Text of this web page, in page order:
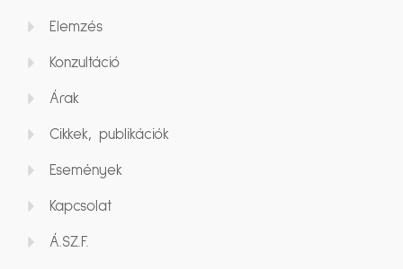
Elemzés
Konzultáció
Árak
Cikkek, publikációk
Események
Kapcsolat
Á.SZ.F.